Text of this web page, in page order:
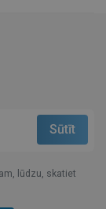
lūdzu, skatiet